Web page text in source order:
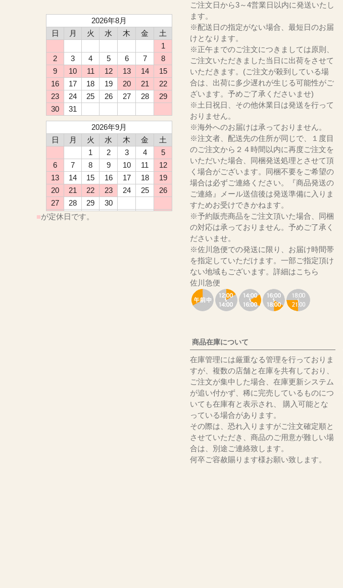
2026年8月
日
月 火 水 木 金
土
1
2
3 4 5 6 7
8
9
10 11 12 13 14
15
16
17 18 19 20 21
22
23
24 25 26 27 28
29
30
31
2026年9月
日
月 火 水 木 金
土
1
2 3 4
5
6
7 8 9 10 11
12
13
14 15 16 17 18
19
20
21 22 23 24 25
26
27
28 29
30
■が定休日です。
ご注文日から3～4営業日以内に発送いたし
ます。
※配送日の指定がない場合、最短日のお届
けとなります。
※正午までのご注文につきましては原則、
ご注文いただきました当日に出荷をさせて
いただきます。(ご注文が殺到している場
合は、出荷に多少遅れが生じる可能性がご
ざいます。予めご了承くださいませ)
※土日祝日、その他休業日は発送を行って
おりません。
※海外へのお届けは承っておりません。
※注文者、配送先の住所が同じで、１度目
のご注文から２４時間以内に再度ご注文を
いただいた場合、同梱発送処理とさせて頂
く場合がございます。同梱不要をご希望の
場合は必ずご連絡ください。『商品発送の
ご連絡』メール送信後は発送準備に入りま
すためお受けできかねます。
※予約販売商品をご注文頂いた場合、同梱
の対応は承っておりません。予めご了承く
ださいませ。
※佐川急便での発送に限り、お届け時間帯
を指定していただけます。一部ご指定頂け
ない地域もございます。 詳細はこちら
佐川急便
商品在庫について
在庫管理には厳重なる管理を行っておりま
すが、複数の店舗と在庫を共有しており、
ご注文が集中した場合、在庫更新システム
が追い付かず、稀に完売しているものにつ
いても在庫有と表示され、 購入可能とな
っている場合があります。
その際は、恐れ入りますがご注文確定順と
させていただき、商品のご用意が難しい場
合は、別途ご連絡致します。
何卒ご容赦賜ります様お願い致します。